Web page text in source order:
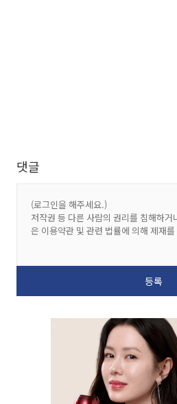
댓글